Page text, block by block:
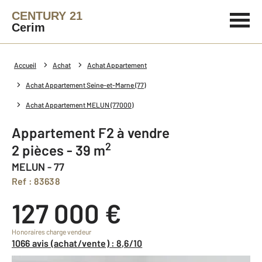
CENTURY 21
Cerim
Accueil Achat Achat Appartement
Achat Appartement Seine-et-Marne (77)
Achat Appartement MELUN (77000)
Appartement F2 à vendre
2 pièces - 39 m2
MELUN - 77
Ref : 83638
127 000 €
Honoraires charge vendeur
1066 avis (achat/vente) : 8,6/10